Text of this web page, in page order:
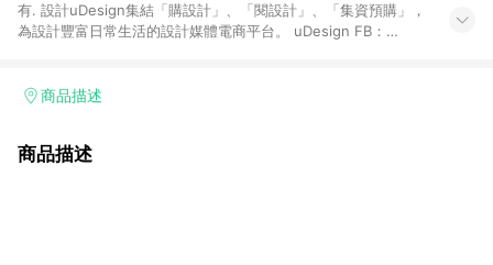
有. 設計uDesign集結「購設計」、「閱設計」、「集資預購」，
為設計豐富日常生活的設計媒體電商平台。 uDesign FB：
並在同一瀏覽器於24小時內結帳，才具點數回饋資格。 2. 使用以
透過 LINE 購物連結到[有. 設計]以外之網站購買之商品不具贈點
商品描述
商品描述